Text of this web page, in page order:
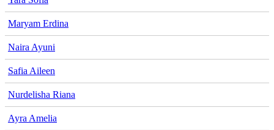
Maryam Erdina
Naira Ayuni
Safia Aileen
Nurdelisha Riana
Ayra Amelia